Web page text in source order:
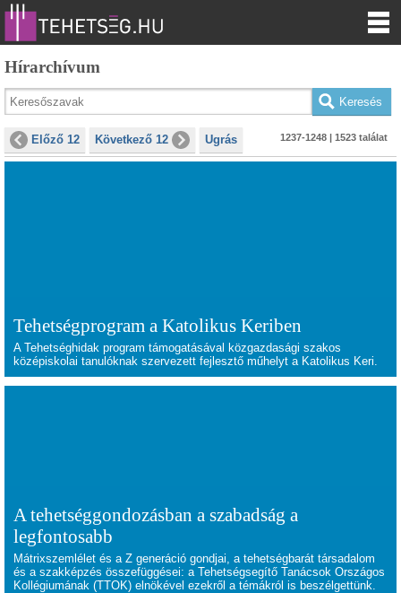
Hírarchívum
Előző 12 Következő 12 Ugrás 1237-1248 | 1523 találat
Tehetségprogram a Katolikus Keriben
A Tehetséghidak program támogatásával közgazdasági szakos
középiskolai tanulóknak szervezett fejlesztő műhelyt a Katolikus Keri.
A tehetséggondozásban a szabadság a
legfontosabb
Mátrixszemlélet és a Z generáció gondjai, a tehetségbarát társadalom
és a szakképzés összefüggései: a Tehetségsegítő Tanácsok Országos
Kollégiumának (TTOK) elnökével ezekről a témákról is beszélgettünk.